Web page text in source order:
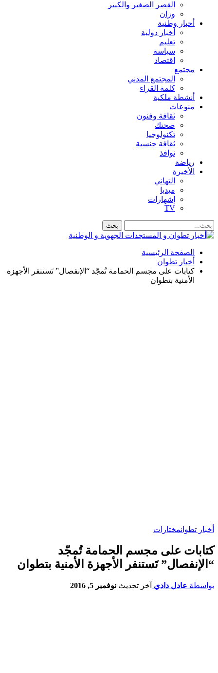
القصر الصغير والكبير
وزان
أخبار وطنية
أخبار دولية
تعليم
سياسة
اقتصاد
مجتمع
المجتمع المدني
كلمة القراء
أنشطة ملكية
منوعات
ثقافة وفنون
صحتك
تكنولوجيا
ثقافة جنسية
نوافذ
رياضة
الأخيرة
التهاني
ميديا
إشهارات
TV
الصفحة الرئيسية
أخبار تطوان
كتابات على مجسم الحمامة تُمجّد “الإنفصال” تَستنفر الأجهزة
الأمنية بتطوان
أخبار تطوانمختارات
كتابات على مجسم الحمامة تُمجّد
“الإنفصال” تَستنفر الأجهزة الأمنية بتطوان
بواسطة عادل دادي آخر تحديث نوفمبر 5, 2016